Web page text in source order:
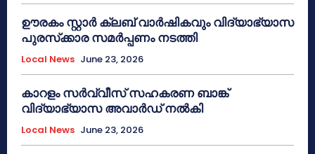
ഊരകം സ്റ്റാർ ക്ലബ് വാർഷികവും വിദ്യാഭ്യാസ
പുരസ്‌ക്കാര സമർപ്പണം നടത്തി
Local News June 23, 2026
കാറളം സർവ്വീസ് സഹകരണ ബാങ്ക്
വിദ്യാഭ്യാസ അവാർഡ് നൽകി
Local News June 23, 2026